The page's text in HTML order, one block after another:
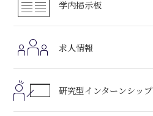
学内掲示板
求人情報
研究型インターンシップ